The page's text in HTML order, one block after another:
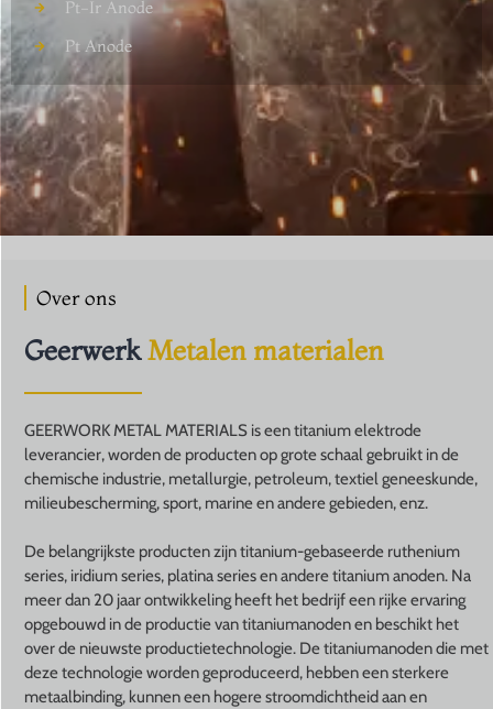
Pt-Ir Anode
Pt Anode
Over ons
GeerwerkMetalen materialen
GEERWORK METAL MATERIALS is een titanium elektrode
leverancier, worden de producten op grote schaal gebruikt in de
chemische industrie, metallurgie, petroleum, textiel geneeskunde,
milieubescherming, sport, marine en andere gebieden, enz.
De belangrijkste producten zijn titanium-gebaseerde ruthenium
series, iridium series, platina series en andere titanium anoden. Na
meer dan 20 jaar ontwikkeling heeft het bedrijf een rijke ervaring
opgebouwd in de productie van titaniumanoden en beschikt het
over de nieuwste productietechnologie. De titaniumanoden die met
deze technologie worden geproduceerd, hebben een sterkere
metaalbinding, kunnen een hogere stroomdichtheid aan en